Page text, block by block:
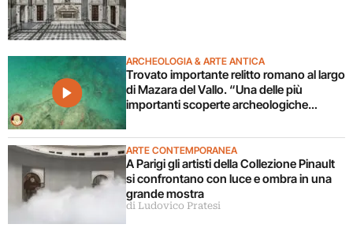
ARCHEOLOGIA & ARTE ANTICA
Trovato importante relitto romano al largo
di Mazara del Vallo. “Una delle più
importanti scoperte archeologiche
ARTE CONTEMPORANEA
A Parigi gli artisti della Collezione Pinault
si confrontano con luce e ombra in una
grande mostra
di Ludovico Pratesi